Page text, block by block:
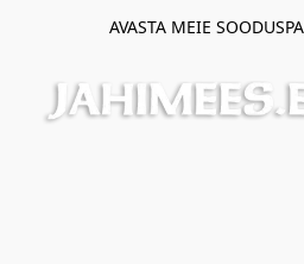
AVASTA MEIE